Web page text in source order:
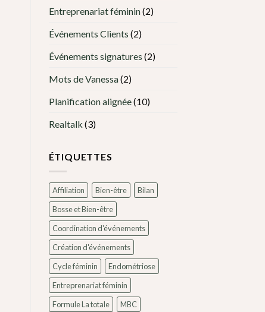
Entreprenariat féminin(2)
Événements Clients (2)
Événements signatures (2)
Mots de Vanessa(2)
Planification alignée(10)
Realtalk (3)
ÉTIQUETTES
Affiliation Bien-être
Bilan
Bosse et Bien-être
Coordination d'événements
Création d'événements
Cycle féminin
Endométriose
Entreprenariat féminin
Formule La totale
MBC